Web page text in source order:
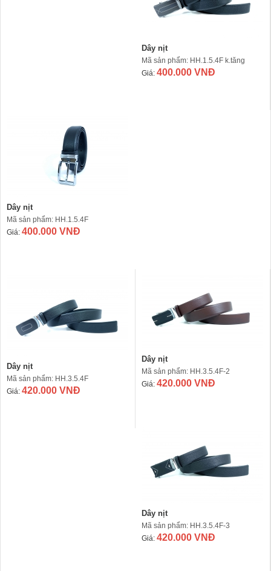
Dây nịt
Mã sản phẩm: HH.1.5.4F k.tăng
Giá: 400.000 VNĐ
Dây nịt
Mã sản phẩm: HH.1.5.4F
Giá: 400.000 VNĐ
Dây nịt
Mã sản phẩm: HH.3.5.4F
Giá: 420.000 VNĐ
Dây nịt
Mã sản phẩm: HH.3.5.4F-2
Giá: 420.000 VNĐ
Dây nịt
Mã sản phẩm: HH.3.5.4F-3
Giá: 420.000 VNĐ